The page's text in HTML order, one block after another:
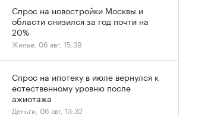
Спрос на новостройки Москвы и
области снизился за год почти на
20%
Жилье, 06 авг, 15:39
Спрос на ипотеку в июле вернулся к
естественному уровню после
ажиотажа
Деньги, 06 авг, 13:32